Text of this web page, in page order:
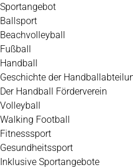
Zum
Inhalt
springen
Sportangebot
Ballsport
Beachvolleyball
Fußball
Handball
Geschichte der
Der Handball Förderverein
Volleyball
Walking Football
Fitnesssport
Gesundheitssport
Inklusive Sportangebote